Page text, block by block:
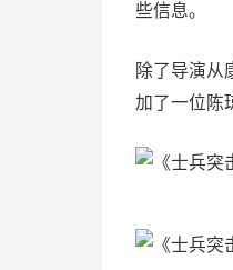
些信息。
除了导演从
加了一位陈